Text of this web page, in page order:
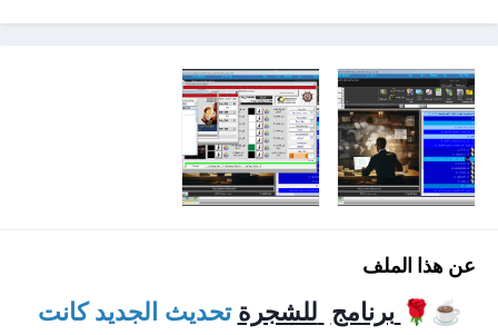
عن هذا الملف
☕
🌹 برنامج للشجرة تحديث الجديد كانت